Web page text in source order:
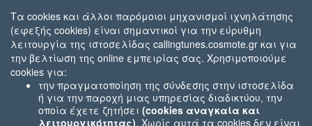
Charly Black, Luis Fonsi
Party Animal
Τα cookies και άλλοι παρόμοιοι μηχανισμοί ιχνηλάτησης
(εφεξής cookies) είναι σημαντικοί για την εύρυθμη
λειτουργία της ιστοσελίδας callingtunes.cosmote.gr και για
την βελτίωση της online εμπειρίας σας. Χρησιμοποιούμε
cookies για:
την πραγματοποίηση της σύνδεσης στην ιστοσελίδα
ή για την παροχή μιας υπηρεσίας διαδικτύου, την
οποία έχετε ζητήσει (cookies αναγκαία και
λειτουργικότητας). Χωρίς αυτά τα cookies δεν είναι